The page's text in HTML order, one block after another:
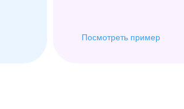
Посмотреть пример